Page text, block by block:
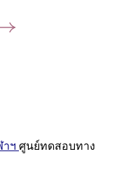
ฯ ศูนย์ทดสอบทาง